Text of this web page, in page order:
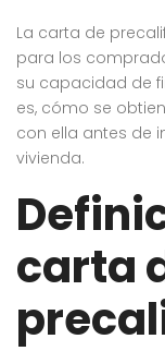
La carta de
para los
su capacidad de
es, cómo se
con ella antes de
vivienda.
carta